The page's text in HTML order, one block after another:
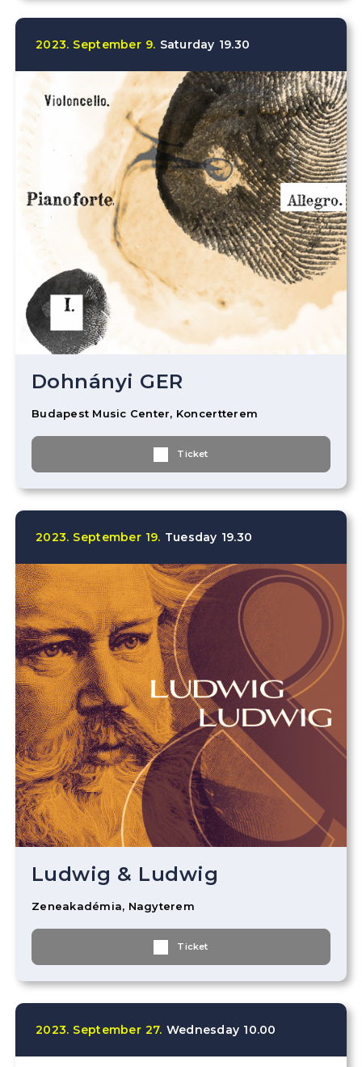
2023. September 9. Saturday 19.30
Dohnányi GER
Budapest Music Center, Koncertterem
Ticket
2023. September 19. Tuesday 19.30
Ludwig & Ludwig
Zeneakadémia, Nagyterem
Ticket
2023. September 27. Wednesday 10.00